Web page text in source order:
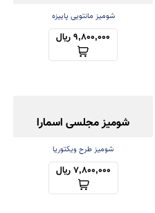
شومیز مانتویی پاییزه
9,800,000 ریال
شومیز مجلسی اسمارا
شومیز طرح ویکتوریا
7,800,000 ریال